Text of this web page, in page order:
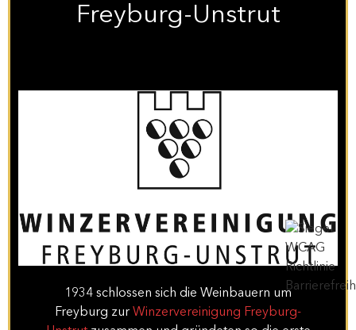
Freyburg-Unstrut
1934 schlossen sich die Weinbauern um
Freyburg zur Winzervereinigung Freyburg-